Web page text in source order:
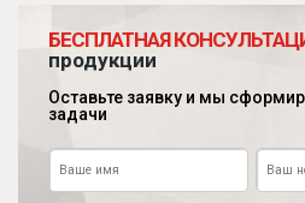
БЕСПЛАТНАЯ
продукции
Оставьте заявку и мы
задачи